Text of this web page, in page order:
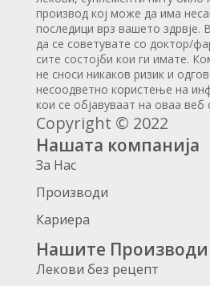
производ кој може да има
последици врз вашето здрвје.
да се советувате со доктор/
сите состојби кои ги имате.
не сноси никаков ризик и
несоодветно користење на
кои се објавуваат на оваа веб
Copyright © 2022
Нашата компанија
За Нас
Производи
Кариера
Нашите Производи
Лекови без рецепт